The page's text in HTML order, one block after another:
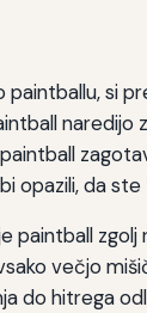
paintballu, si
opazili, da
paintball
večjo
do hitrega